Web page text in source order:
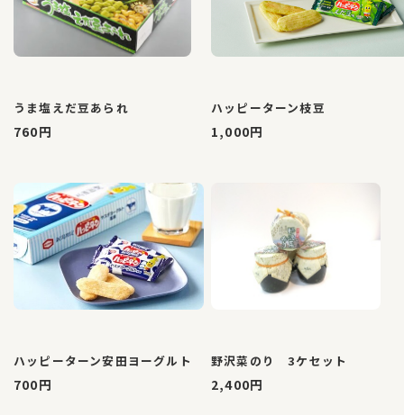
うま塩えだ豆あられ
760円
ハッピーターン枝豆
1,000円
ハッピーターン安田ヨーグルト
700円
野沢菜のり 3ケセット
2,400円